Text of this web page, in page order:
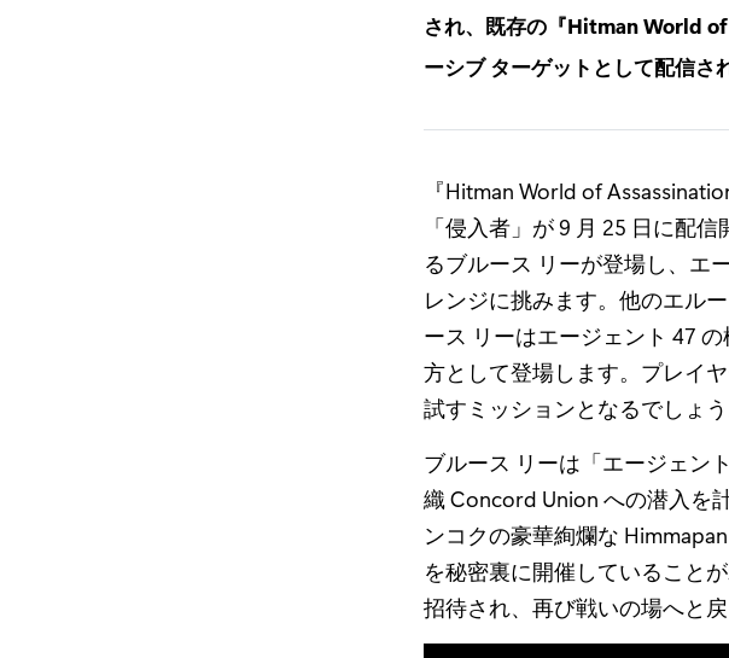
され、既存の『Hitman World
ーシブ ターゲットとして配信さ
『Hitman World of
「侵入者」が 9 月 25 日に配
るブルース リーが登場し、エ
レンジに挑みます。他のエル
ース リーはエージェント 47
方として登場します。プレイ
試すミッションとなるでしょう
ブルース リーは「エージェン
織 Concord Union への潜入を
ンコクの豪華絢爛な
を秘密裏に開催していること
招待され、再び戦いの場へと戻